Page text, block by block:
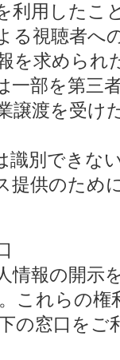
利用したこ
る視聴者へ
を求められ
一部を第三
譲渡を受け
識別できな
提供のため
情報の開示
これらの権
の窓口をご